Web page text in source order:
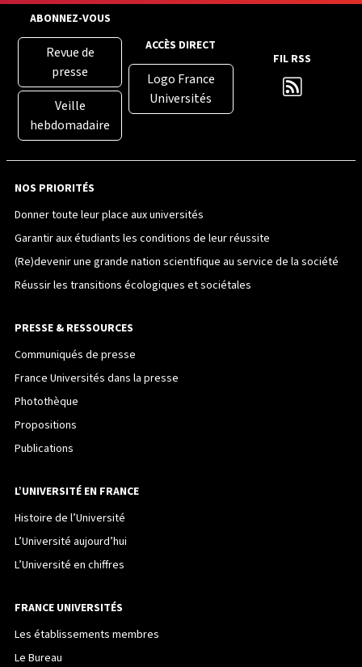
ABONNEZ-VOUS
Revue de
presse
Veille
hebdomadaire
ACCÈS DIRECT
Logo France
Universités
FIL RSS
NOS PRIORITÉS
Donner toute leur place aux universités
Garantir aux étudiants les conditions de leur réussite
(Re)devenir une grande nation scientifique au service de la société
Réussir les transitions écologiques et sociétales
PRESSE & RESSOURCES
Communiqués de presse
France Universités dans la presse
Photothèque
Propositions
Publications
L’UNIVERSITÉ EN FRANCE
Histoire de l’Université
L’Université aujourd’hui
L’Université en chiffres
FRANCE UNIVERSITÉS
Les établissements membres
Le Bureau